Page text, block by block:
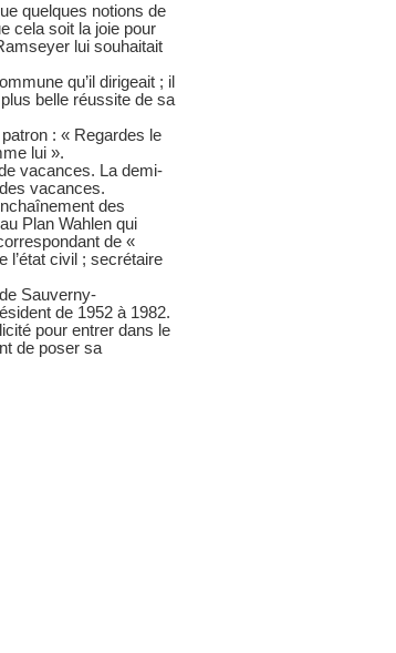
quelques notions de
cela soit la joie pour
lui souhaitait
qu’il dirigeait ; il
belle réussite de sa
: « Regardes le
lui ».
vacances. La demi-
vacances.
des
Plan Wahlen qui
de «
l’état civil ; secrétaire
Sauverny-
de 1952 à 1982.
pour entrer dans le
de poser sa